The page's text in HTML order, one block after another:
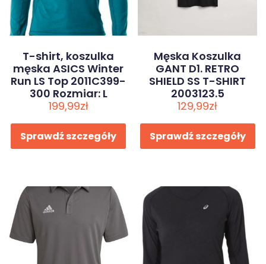
T-shirt, koszulka
męska ASICS Winter
Run LS Top 2011C399-
300 Rozmiar: L
199,99zł
Sprawdź szczegóły
Męska Koszulka
GANT D1. RETRO
SHIELD SS T-SHIRT
2003123.5
129,99zł
Sprawdź szczegóły